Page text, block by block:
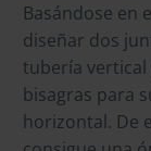
Basándose en
diseñar dos
tubería vertical
bisagras para
horizontal. De